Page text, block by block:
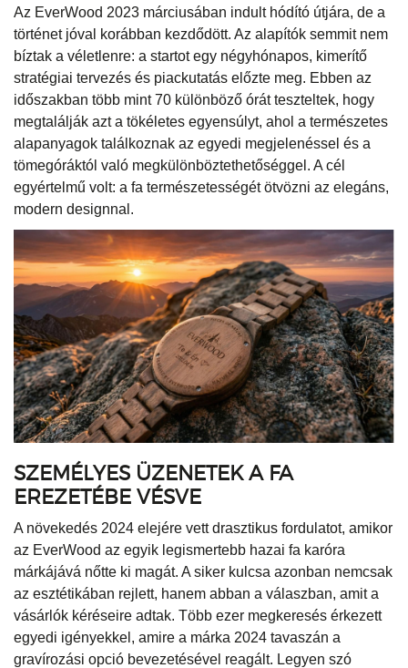
Az EverWood 2023 márciusában indult hódító útjára, de a
történet jóval korábban kezdődött. Az alapítók semmit nem
bíztak a véletlenre: a startot egy négyhónapos, kimerítő
stratégiai tervezés és piackutatás előzte meg. Ebben az
időszakban több mint 70 különböző órát teszteltek, hogy
megtalálják azt a tökéletes egyensúlyt, ahol a természetes
alapanyagok találkoznak az egyedi megjelenéssel és a
tömegóráktól való megkülönböztethetőséggel. A cél
egyértelmű volt: a fa természetességét ötvözni az elegáns,
modern designnal.
SZEMÉLYES ÜZENETEK A FA
EREZETÉBE VÉSVE
A növekedés 2024 elejére vett drasztikus fordulatot, amikor
az EverWood az egyik legismertebb hazai fa karóra
márkájává nőtte ki magát. A siker kulcsa azonban nemcsak
az esztétikában rejlett, hanem abban a válaszban, amit a
vásárlók kéréseire adtak. Több ezer megkeresés érkezett
egyedi igényekkel, amire a márka 2024 tavaszán a
gravírozási opció bevezetésével reagált. Legyen szó